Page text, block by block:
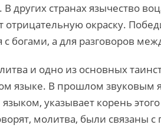
странах язычество
окраску.
богами, а для разговоров
и одно из основных
языке. В прошлом звуковым
указывает корень
молитва, были связаны с